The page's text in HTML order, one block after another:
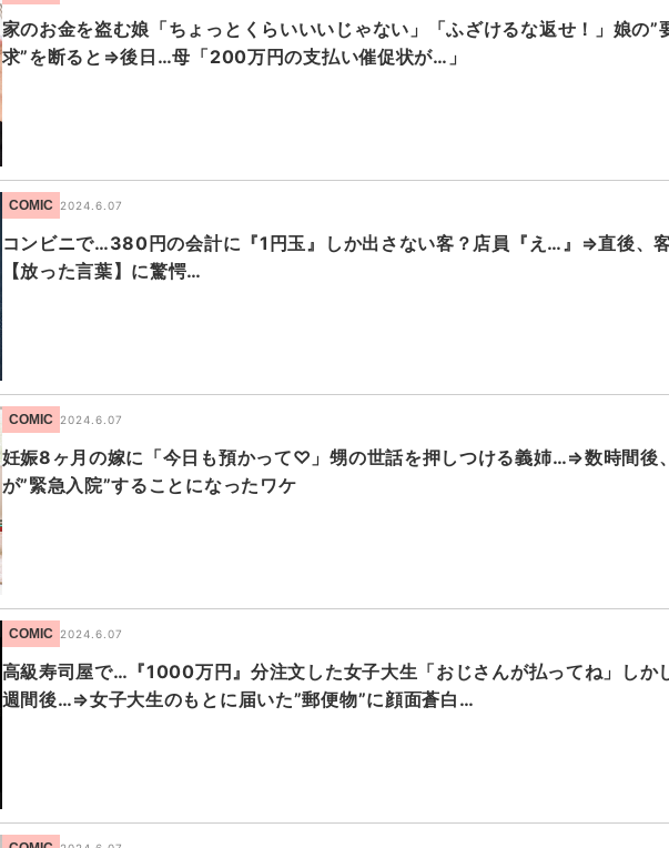
家のお金を盗む娘「ちょっとくらいいいじゃない」「ふざけるな返せ！」娘の”
求”を断ると⇒後日…母「200万円の支払い催促状が…」
COMIC 2024.6.07
コンビニで…380円の会計に『1円玉』しか出さない客？店員『え…』⇒直後、
【放った言葉】に驚愕…
COMIC 2024.6.07
妊娠8ヶ月の嫁に「今日も預かって♡」甥の世話を押しつける義姉…⇒数時間後
が”緊急入院”することになったワケ
COMIC 2024.6.07
高級寿司屋で…『1000万円』分注文した女子大生「おじさんが払ってね」しか
週間後…⇒女子大生のもとに届いた”郵便物”に顔面蒼白…